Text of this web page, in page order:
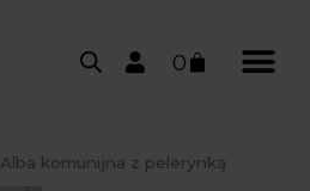
0
Alba komunijna z pelerynką